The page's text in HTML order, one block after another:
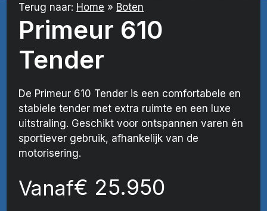
Terug naar: Home » Boten
Primeur 610
Tender
De Primeur 610 Tender is een comfortabele en
stabiele tender met extra ruimte en een luxe
uitstraling. Geschikt voor ontspannen varen én
sportiever gebruik, afhankelijk van de
motorisering.
Vanaf€ 25.950